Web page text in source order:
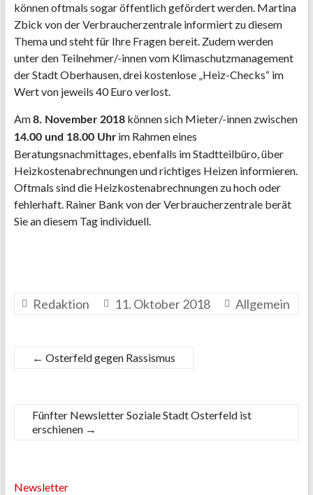
können oftmals sogar öffentlich gefördert werden. Martina
Zbick von der Verbraucherzentrale informiert zu diesem
Thema und steht für Ihre Fragen bereit. Zudem werden
unter den Teilnehmer/-innen vom Klimaschutzmanagement
der Stadt Oberhausen, drei kostenlose „Heiz-Checks“ im
Wert von jeweils 40 Euro verlost.
Am8. November 2018können sich Mieter/-innen zwischen
14.00 und 18.00 Uhrim Rahmen eines
Beratungsnachmittages, ebenfalls im Stadtteilbüro, über
Heizkostenabrechnungen und richtiges Heizen informieren.
Oftmals sind die Heizkostenabrechnungen zu hoch oder
fehlerhaft. Rainer Bank von der Verbraucherzentrale berät
Sie an diesem Tag individuell.
Redaktion 11. Oktober 2018 Allgemein
← Osterfeld gegen Rassismus
Fünfter Newsletter Soziale Stadt Osterfeld ist
erschienen →
Newsletter